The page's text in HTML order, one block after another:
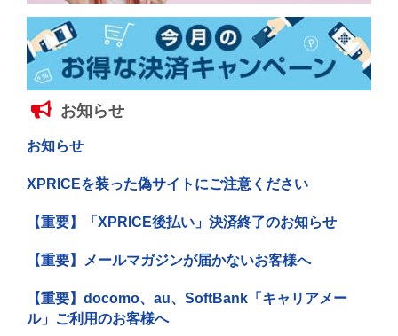
お知らせ
お知らせ
XPRICEを装った偽サイトにご注意ください
【重要】「XPRICE後払い」決済終了のお知らせ
【重要】メールマガジンが届かないお客様へ
【重要】docomo、au、SoftBank「キャリアメー
ル」ご利用のお客様へ